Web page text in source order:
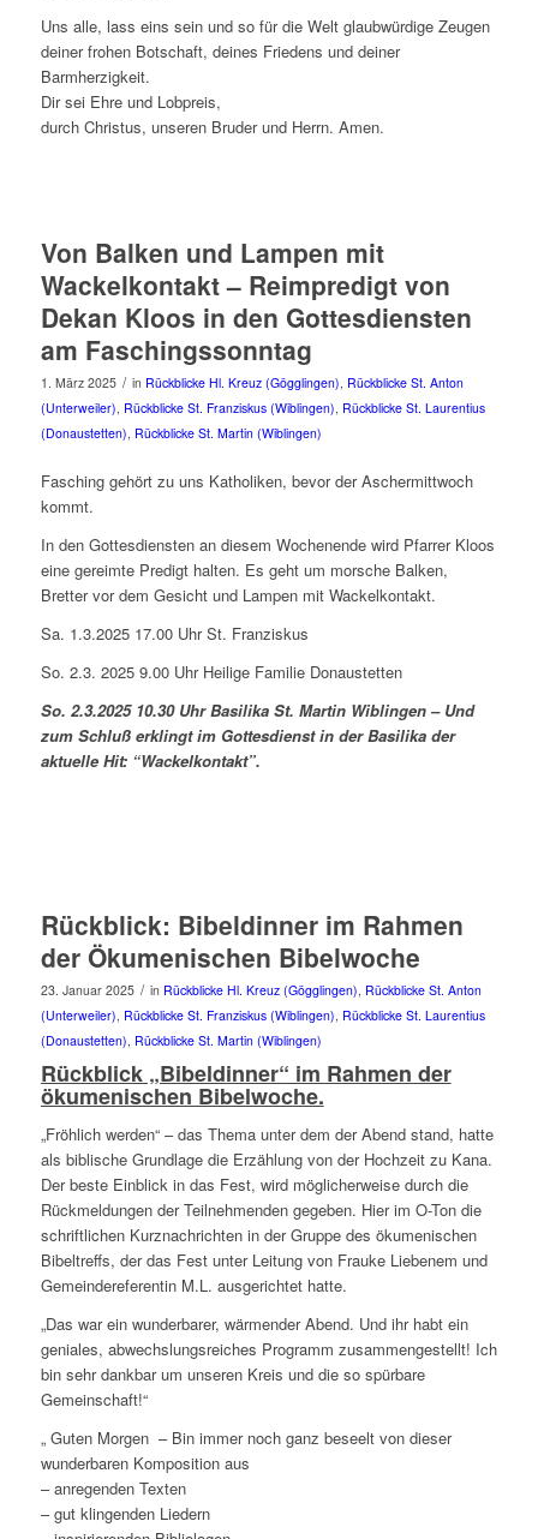
Uns alle, lass eins sein und so für die Welt glaubwürdige Zeugen
deiner frohen Botschaft, deines Friedens und deiner
Barmherzigkeit.
Dir sei Ehre und Lobpreis,
durch Christus, unseren Bruder und Herrn. Amen.
Von Balken und Lampen mit
Wackelkontakt – Reimpredigt von
Dekan Kloos in den Gottesdiensten
am Faschingssonntag
1. März 2025 / in Rückblicke Hl. Kreuz (Gögglingen) Rückblicke St. Anton
(Unterweiler) Rückblicke St. Franziskus (Wiblingen) Rückblicke St. Laurentius
(Donaustetten) Rückblicke St. Martin (Wiblingen)
Fasching gehört zu uns Katholiken, bevor der Aschermittwoch
kommt.
In den Gottesdiensten an diesem Wochenende wird Pfarrer Kloos
eine gereimte Predigt halten. Es geht um morsche Balken,
Bretter vor dem Gesicht und Lampen mit Wackelkontakt.
Sa. 1.3.2025 17.00 Uhr St. Franziskus
So. 2.3. 2025 9.00 Uhr Heilige Familie Donaustetten
So. 2.3.2025 10.30 Uhr Basilika St. Martin Wiblingen – Und
zum Schluß erklingt im Gottesdienst in der Basilika der
aktuelle Hit: “Wackelkontakt”.
Rückblick: Bibeldinner im Rahmen
der Ökumenischen Bibelwoche
23. Januar 2025 / in Rückblicke Hl. Kreuz (Gögglingen) Rückblicke St. Anton
(Unterweiler) Rückblicke St. Franziskus (Wiblingen) Rückblicke St. Laurentius
(Donaustetten) Rückblicke St. Martin (Wiblingen)
Rückblick „Bibeldinner“ im Rahmen der
ökumenischen Bibelwoche.
„Fröhlich werden“ – das Thema unter dem der Abend stand, hatte
als biblische Grundlage die Erzählung von der Hochzeit zu Kana.
Der beste Einblick in das Fest, wird möglicherweise durch die
Rückmeldungen der Teilnehmenden gegeben. Hier im O-Ton die
schriftlichen Kurznachrichten in der Gruppe des ökumenischen
Bibeltreffs, der das Fest unter Leitung von Frauke Liebenem und
Gemeindereferentin M.L. ausgerichtet hatte.
„Das war ein wunderbarer, wärmender Abend. Und ihr habt ein
geniales, abwechslungsreiches Programm zusammengestellt! Ich
bin sehr dankbar um unseren Kreis und die so spürbare
Gemeinschaft!“
„ Guten Morgen – Bin immer noch ganz beseelt von dieser
wunderbaren Komposition aus
– anregenden Texten
– gut klingenden Liedern